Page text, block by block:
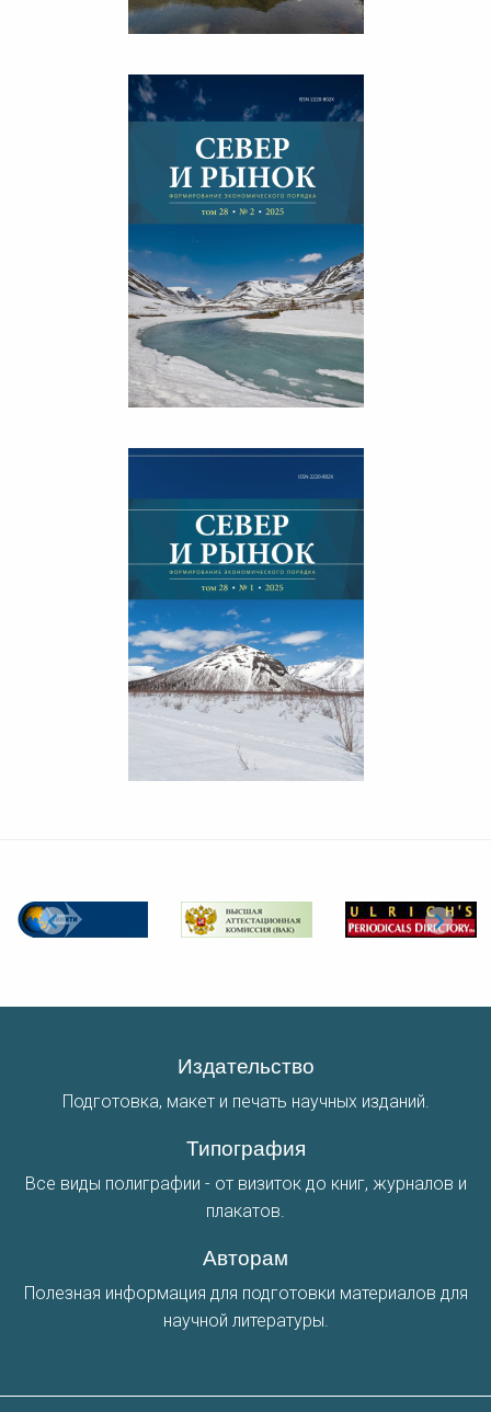
Издательство
Подготовка, макет и печать научных изданий.
Типография
Все виды полиграфии - от визиток до книг, журналов и
плакатов.
Авторам
Полезная информация для подготовки материалов для
научной литературы.